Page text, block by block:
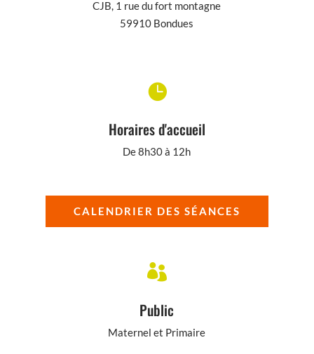
CJB, 1 rue du fort montagne
59910 Bondues

Horaires d'accueil
De 8h30 à 12h
CALENDRIER DES SÉANCES

Public
Maternel et Primaire